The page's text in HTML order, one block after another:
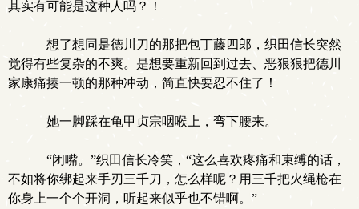
其实有可能是这种人吗？！
想了想同是德川刀的那把包丁藤四郎，织田信长突然
觉得有些复杂的不爽。是想要重新回到过去、恶狠狠把德川
家康痛揍一顿的那种冲动，简直快要忍不住了！
她一脚踩在龟甲贞宗咽喉上，弯下腰来。
“闭嘴。”织田信长冷笑，“这么喜欢疼痛和束缚的话，
不如将你绑起来手刃三千刀，怎么样呢？用三千把火绳枪在
你身上一个个开洞，听起来似乎也不错啊。”